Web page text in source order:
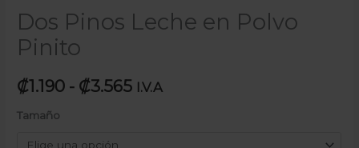
Dos Pinos Leche en Polvo
Pinito
₡1.190 - ₡3.565
desde
hasta
I.V.A
Tamaño
Pinito
cantidad